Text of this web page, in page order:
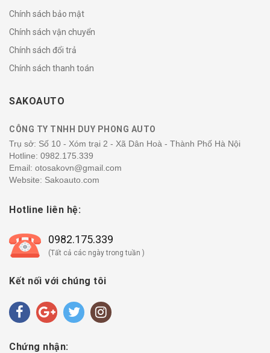
Chính sách bảo mật
Chính sách vận chuyển
Chính sách đổi trả
Chính sách thanh toán
SAKOAUTO
CÔNG TY TNHH DUY PHONG AUTO
Trụ sở: Số 10 - Xóm trại 2 - Xã Dân Hoà - Thành Phố Hà Nội
Hotline: 0982.175.339
Email: otosakovn@gmail.com
Website: Sakoauto.com
Hotline liên hệ:
0982.175.339
(Tất cả các ngày trong tuần )
Kết nối với chúng tôi
Chứng nhận: